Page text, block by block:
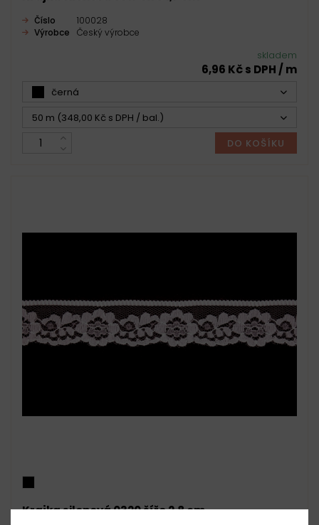
Číslo
100028
Výrobce
Český výrobce
skladem
6,96 Kč s DPH / m
černá
50 m (348,00 Kč s DPH / bal.)
DO KOŠÍKU
Krajka silonová 0320 šíře 2,8 cm